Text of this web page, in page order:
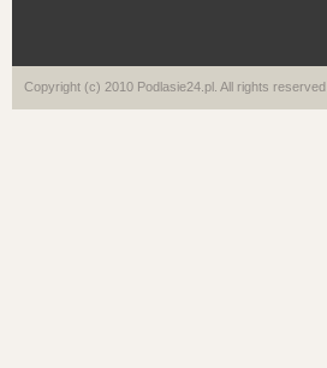
Copyright (c) 2010 Podlasie24.pl. All rights reserved